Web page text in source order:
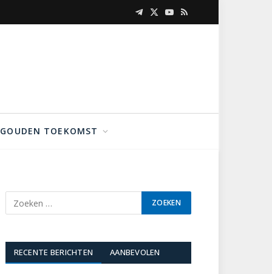
Telegram
X
YouTube
RSS
GOUDEN TOEKOMST
RECENTE BERICHTEN AANBEVOLEN